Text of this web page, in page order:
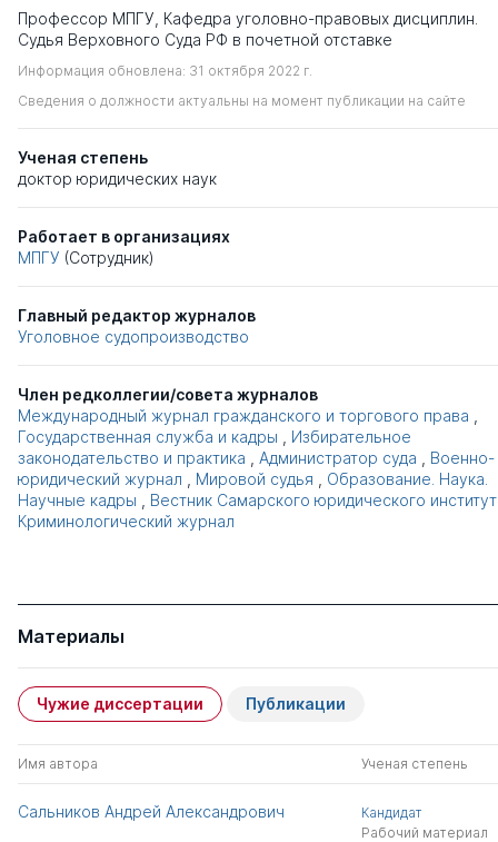
Профессор МПГУ, Кафедра уголовно-правовых дисциплин.
Судья Верховного Суда РФ в почетной отставке
Информация обновлена: 31 октября 2022 г.
Сведения о должности актуальны на момент публикации на сайте
Ученая степень
доктор юридических наук
Работает в организациях
МПГУ (Сотрудник)
Главный редактор журналов
Уголовное судопроизводство
Член редколлегии/совета журналов
Международный журнал гражданского и торгового права
Государственная служба и кадры
Избирательное
законодательство и практика
Администратор суда
Военно-
юридический журнал
Мировой судья
Образование. Наука.
Научные кадры
Вестник Самарского юридического
Криминологический журнал
Материалы
Чужие диссертации Публикации
Имя автора Ученая степень
Сальников Андрей Александрович
Кандидат
Рабочий материал